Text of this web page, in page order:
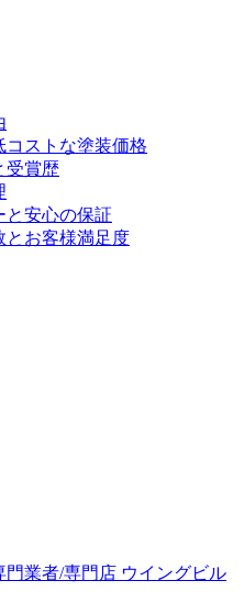
コストな塗装価格
受賞歴
と安心の保証
とお客様満足度